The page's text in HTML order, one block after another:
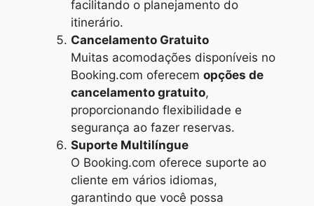
facilitando o planejamento do
itinerário.
Cancelamento Gratuito
Muitas acomodações disponíveis no
Booking.com oferecem opções de
cancelamento gratuito,
proporcionando flexibilidade e
segurança ao fazer reservas.
Suporte Multilíngue
O Booking.com oferece suporte ao
cliente em vários idiomas,
garantindo que você possa